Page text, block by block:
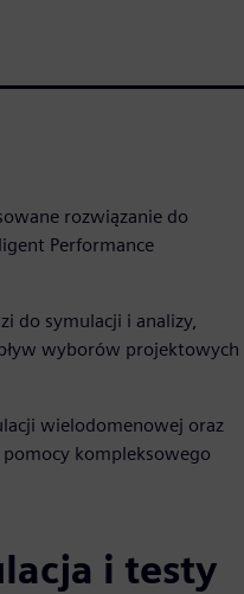
rozwiązanie do
Performance
do symulacji i analizy,
wyborów projektowych
wielodomenowej oraz
kompleksowego
i testy